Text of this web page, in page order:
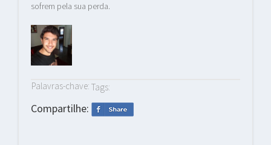
sofrem pela sua perda.
Palavras-chave: Tags:
Compartilhe: